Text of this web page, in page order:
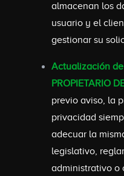
almacenan los
usuario y el
gestionar su
Actualización
PROPIETARIO
previo aviso, la
privacidad
adecuar la
legislativo,
administrativo o